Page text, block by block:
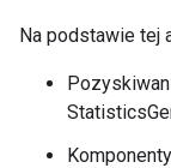
Na podstawie tej